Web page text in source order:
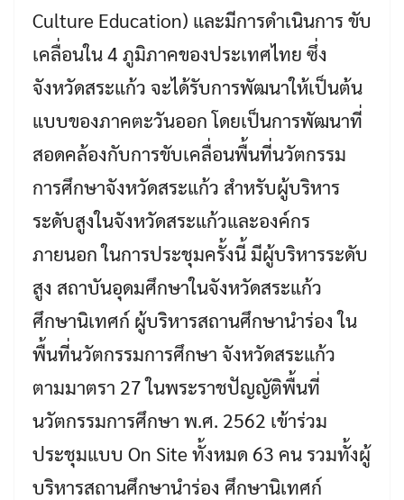
Culture Education) และมีการดำเนินการ ขับ
เคลื่อนใน 4 ภูมิภาคของประเทศไทย ซึ่ง
จังหวัดสระแก้ว จะได้รับการพัฒนาให้เป็นต้น
แบบของภาคตะวันออก โดยเป็นการพัฒนาที่
สอดคล้องกับการขับเคลื่อนพื้นที่นวัตกรรม
การศึกษาจังหวัดสระแก้ว สำหรับผู้บริหาร
ระดับสูงในจังหวัดสระแก้วและองค์กร
ภายนอก ในการประชุมครั้งนี้ มีผู้บริหารระดับ
สูง สถาบันอุดมศึกษาในจังหวัดสระแก้ว
ศึกษานิเทศก์ ผู้บริหารสถานศึกษานำร่อง ใน
พื้นที่นวัตกรรมการศึกษา จังหวัดสระแก้ว
ตามมาตรา 27 ในพระราชปัญญัติพื้นที่
นวัตกรรมการศึกษา พ.ศ. 2562 เข้าร่วม
ประชุมแบบ On Site ทั้งหมด 63 คน รวมทั้งผู้
บริหารสถานศึกษานำร่อง ศึกษานิเทศก์